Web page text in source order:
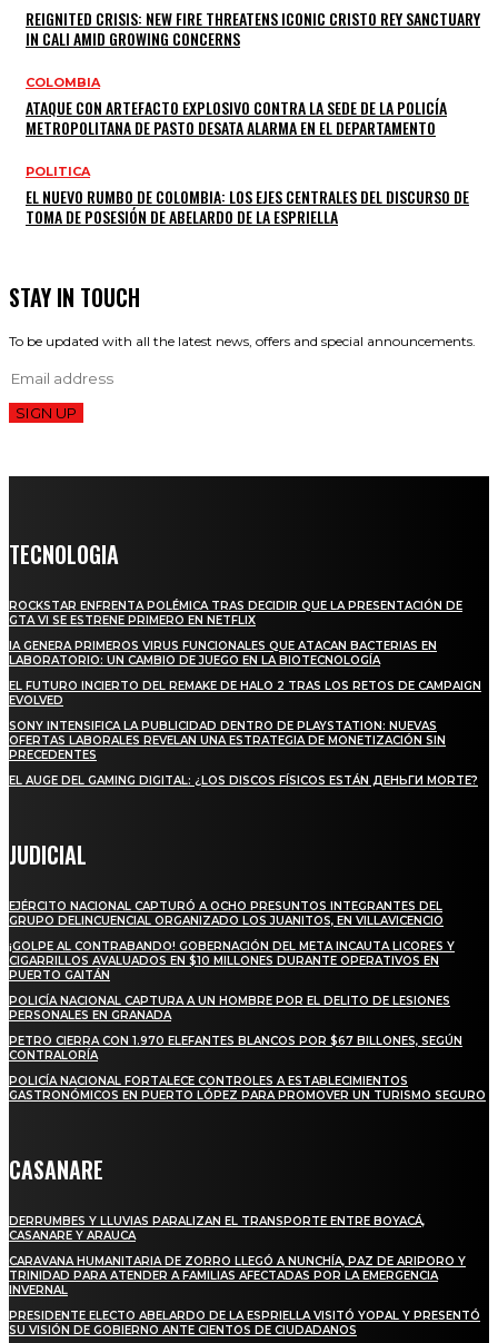
REIGNITED CRISIS: NEW FIRE THREATENS ICONIC CRISTO REY SANCTUARY
IN CALI AMID GROWING CONCERNS
COLOMBIA
ATAQUE CON ARTEFACTO EXPLOSIVO CONTRA LA SEDE DE LA POLICÍA
METROPOLITANA DE PASTO DESATA ALARMA EN EL DEPARTAMENTO
POLITICA
EL NUEVO RUMBO DE COLOMBIA: LOS EJES CENTRALES DEL DISCURSO DE
TOMA DE POSESIÓN DE ABELARDO DE LA ESPRIELLA
STAY IN TOUCH
To be updated with all the latest news, offers and special announcements.
SIGN UP
TECNOLOGIA
ROCKSTAR ENFRENTA POLÉMICA TRAS DECIDIR QUE LA PRESENTACIÓN DE
GTA VI SE ESTRENE PRIMERO EN NETFLIX
IA GENERA PRIMEROS VIRUS FUNCIONALES QUE ATACAN BACTERIAS EN
LABORATORIO: UN CAMBIO DE JUEGO EN LA BIOTECNOLOGÍA
EL FUTURO INCIERTO DEL REMAKE DE HALO 2 TRAS LOS RETOS DE CAMPAIGN
EVOLVED
SONY INTENSIFICA LA PUBLICIDAD DENTRO DE PLAYSTATION: NUEVAS
OFERTAS LABORALES REVELAN UNA ESTRATEGIA DE MONETIZACIÓN SIN
PRECEDENTES
EL AUGE DEL GAMING DIGITAL: ¿LOS DISCOS FÍSICOS ESTÁN ДЕНЬГИ MORTE?
JUDICIAL
EJÉRCITO NACIONAL CAPTURÓ A OCHO PRESUNTOS INTEGRANTES DEL
GRUPO DELINCUENCIAL ORGANIZADO LOS JUANITOS, EN VILLAVICENCIO
¡GOLPE AL CONTRABANDO! GOBERNACIÓN DEL META INCAUTA LICORES Y
CIGARRILLOS AVALUADOS EN $10 MILLONES DURANTE OPERATIVOS EN
PUERTO GAITÁN
POLICÍA NACIONAL CAPTURA A UN HOMBRE POR EL DELITO DE LESIONES
PERSONALES EN GRANADA
PETRO CIERRA CON 1.970 ELEFANTES BLANCOS POR $67 BILLONES, SEGÚN
CONTRALORÍA
POLICÍA NACIONAL FORTALECE CONTROLES A ESTABLECIMIENTOS
GASTRONÓMICOS EN PUERTO LÓPEZ PARA PROMOVER UN TURISMO SEGURO
CASANARE
DERRUMBES Y LLUVIAS PARALIZAN EL TRANSPORTE ENTRE BOYACÁ,
CASANARE Y ARAUCA
CARAVANA HUMANITARIA DE ZORRO LLEGÓ A NUNCHÍA, PAZ DE ARIPORO Y
TRINIDAD PARA ATENDER A FAMILIAS AFECTADAS POR LA EMERGENCIA
INVERNAL
PRESIDENTE ELECTO ABELARDO DE LA ESPRIELLA VISITÓ YOPAL Y PRESENTÓ
SU VISIÓN DE GOBIERNO ANTE CIENTOS DE CIUDADANOS